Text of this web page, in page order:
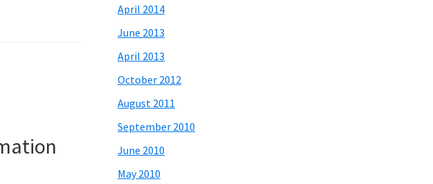
April 2014
June 2013
April 2013
October 2012
August 2011
September 2010
June 2010
May 2010